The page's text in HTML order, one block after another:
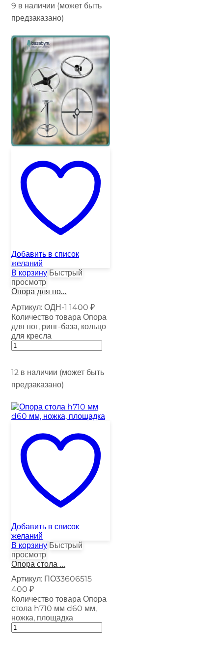
9 в наличии (может быть
предзаказано)
Добавить в список
желаний
В корзину Быстрый
просмотр
Опора для но...
Артикул: ОДН-1 1400 ₽
Количество товара Опора
для ног, ринг-база, кольцо
для кресла
12 в наличии (может быть
предзаказано)
Добавить в список
желаний
В корзину Быстрый
просмотр
Опора стола ...
Артикул: ПО33606515
400 ₽
Количество товара Опора
стола h710 мм d60 мм,
ножка, площадка